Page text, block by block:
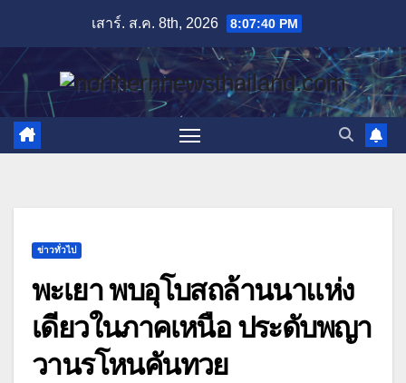
content
เสาร์. ส.ค. 8th, 2026 8:07:41 PM
ข่าวทั่วไป
พะเยา พบอุโบสถล้านนาแห่ง
เดียวในภาคเหนือ ประดับพญา
วานรโหนคันทวย